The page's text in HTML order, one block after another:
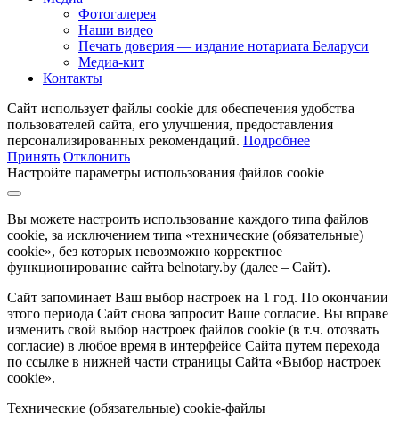
Фотогалерея
Наши видео
Печать доверия — издание нотариата Беларуси
Медиа-кит
Контакты
Сайт использует файлы cookie для обеспечения удобства
пользователей сайта, его улучшения, предоставления
персонализированных рекомендаций. Подробнее
Принять Отклонить
Настройте параметры использования файлов cookie
Вы можете настроить использование каждого типа файлов
cookie, за исключением типа «технические (обязательные)
cookie», без которых невозможно корректное
функционирование сайта belnotary.by (далее – Сайт).
Сайт запоминает Ваш выбор настроек на 1 год. По окончании
этого периода Сайт снова запросит Ваше согласие. Вы вправе
изменить свой выбор настроек файлов cookie (в т.ч. отозвать
согласие) в любое время в интерфейсе Сайта путем перехода
по ссылке в нижней части страницы Сайта «Выбор настроек
cookie».
Технические (обязательные) cookie-файлы